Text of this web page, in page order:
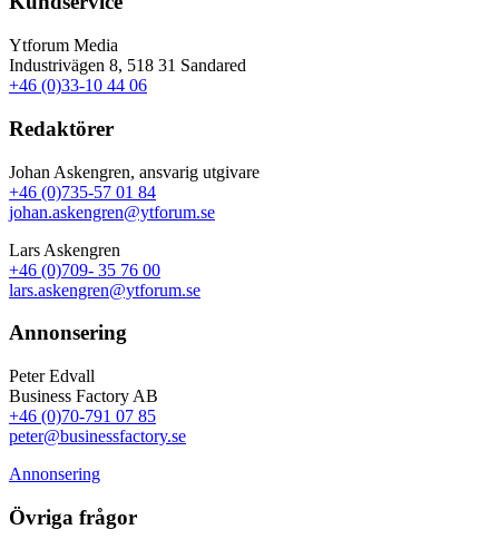
Ytforum Media
Industrivägen 8, 518 31 Sandared
+46 (0)33-10 44 06
Redaktörer
Johan Askengren, ansvarig utgivare
+46 (0)735-57 01 84
johan.askengren@ytforum.se
Lars Askengren
+46 (0)709- 35 76 00
lars.askengren@ytforum.se
Annonsering
Peter Edvall
Business Factory AB
+46 (0)70-791 07 85
peter@businessfactory.se
Annonsering
Övriga frågor